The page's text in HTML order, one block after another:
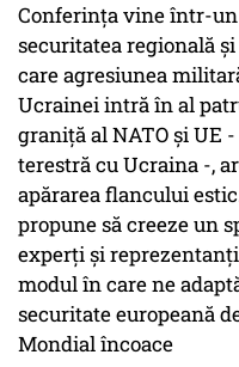
Conferința vine într-
securitatea regională
care agresiunea
Ucrainei intră în al
graniță al NATO și UE
terestră cu Ucraina -,
apărarea flancului
propune să creeze un
experți și
modul în care ne
securitate europeană
Mondial încoace